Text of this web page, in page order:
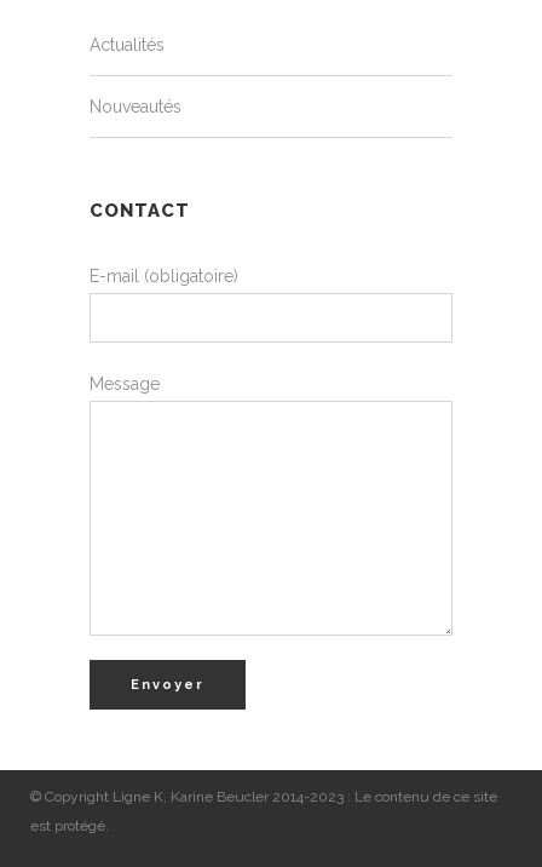
Actualités
Nouveautés
CONTACT
E-mail (obligatoire)
Message
© Copyright Ligne K, Karine Beucler 2014-2023 : Le contenu de ce site
est protégé.